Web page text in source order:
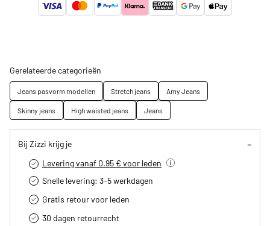
Gerelateerde categorieën
Jeans pasvorm modellen Stretch jeans
Amy Jeans
Skinny jeans
High waisted jeans Jeans
Bij Zizzi krijg je
Levering vanaf 0.95 € voor leden
Snelle levering: 3-5 werkdagen
Gratis retour voor leden
30 dagen retourrecht­